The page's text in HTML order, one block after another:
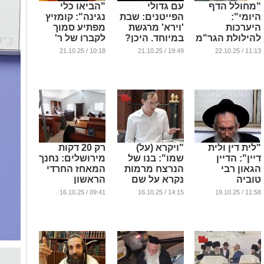
"מחולל הדף
היומי":
היערכות
להילולת הגר"מ
שפירא מלובלין
...
11:13 / 22.10.25
עם גדולי
הפייטנים: שבת
'וירא' מרגשת
במיוחד. היכן?
...
19:49 / 21.10.25
"הביאו כלי
נגינה": קומזיץ
מפתיע סמוך
לקברו של ר'
שלמה קרליבך
10:18 / 21.10.25
"לית דין ולית
דיין": הדיין
הגאון רבי
טוביה
גולדשמיט זצ"ל
11:58 / 19.10.25
"ויקרא (על)
שמו": בנו של
הנרצח מרמות
נקרא על שם
אביו הי"ד | צפו
14:15 / 16.10.25
רק 20 דקות
מירושלים: נחנך
המאחז החרדי
הראשון
בישראל
09:41 / 16.10.25